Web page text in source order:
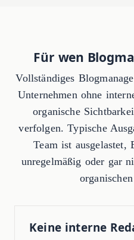
Für wen
Vollständiges
Unternehmen ohne
organische
verfolgen. Typische
Team ist ausgelastet,
unregelmäßig oder gar
Keine interne